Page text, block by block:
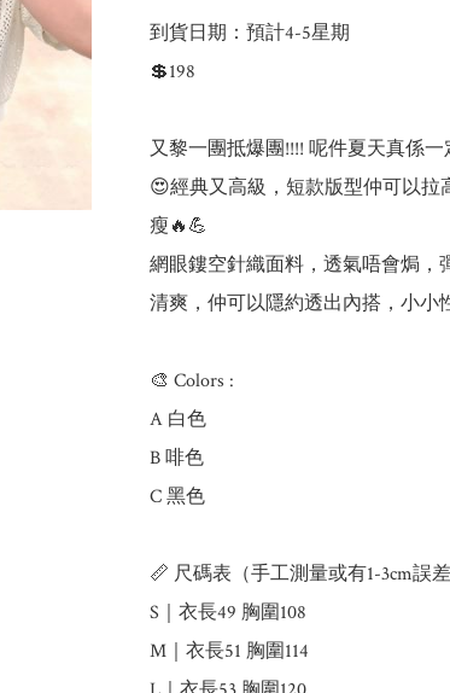
到貨日期：預計4-5星期
💲198
又黎一團抵爆團!!!! 呢件夏天真係一
😍經典又高級，短款版型仲可以拉
瘦🔥💪
網眼鏤空針織面料，透氣唔會焗，
清爽，仲可以隱約透出內搭，小小
🎨 Colors :
A 白色
B 啡色
C 黑色
📏 尺碼表（手工測量或有1-3cm誤差
S｜衣長49 胸圍108
M｜衣長51 胸圍114